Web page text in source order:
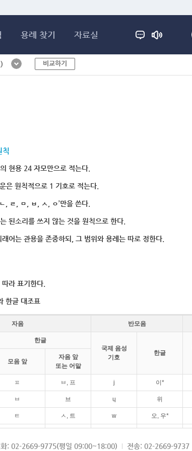
용례 찾기 자료실
비교하기
칙
현용 24 자모만으로 적는다.
은 원칙적으로 1 기호로 적는다.
, ㄹ, ㅁ, ㅂ, ㅅ, ㅇ’만을 쓴다.
된소리를 쓰지 않는 것을 원칙으로 한다.
어는 관용을 존중하되, 그 범위와 용례는 따로 정한다.
라 표기한다.
한글 대조표
자음 반모음
한글
국제 음성
기호
한글
모음 앞
자음 앞
또는 어말
ㅍ ㅂ, 프 j 이*
ㅂ 브 ɥ 위
ㅌ ㅅ, 트 w 오, 우*
ㅋ ㄱ, 크
화: 02-2669-9775(평일 09:00~18:00) 전송: 02-2669-9737